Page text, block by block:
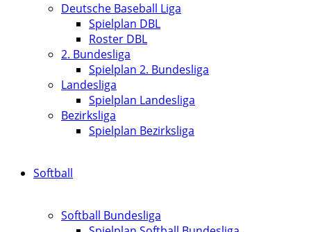
Deutsche Baseball Liga
Spielplan DBL
Roster DBL
2. Bundesliga
Spielplan 2. Bundesliga
Landesliga
Spielplan Landesliga
Bezirksliga
Spielplan Bezirksliga
Softball
Softball Bundesliga